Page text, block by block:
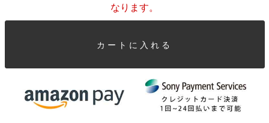
なります。
カートに入れる